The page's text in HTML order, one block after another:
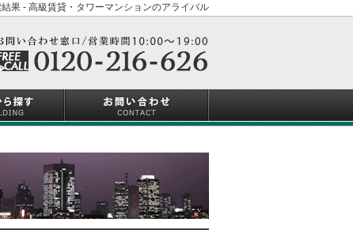
果 - 高級賃貸・タワーマンションのアライバル